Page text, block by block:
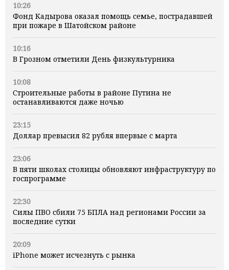
10:26
Фонд Кадырова оказал помощь семье, пострадавшей
при пожаре в Шатойском районе
10:16
В Грозном отметили День физкультурника
10:08
Строительные работы в районе Путина не
останавливаются даже ночью
23:15
Доллар превысил 82 рубля впервые с марта
23:06
В пяти школах столицы обновляют инфраструктуру по
госпрограмме
22:30
Силы ПВО сбили 75 БПЛА над регионами России за
последние сутки
20:09
iPhone может исчезнуть с рынка